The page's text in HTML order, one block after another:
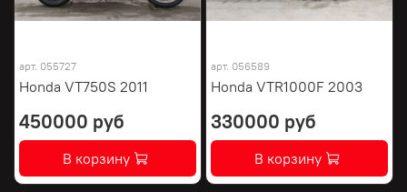
арт. 055727
Honda VT750S 2011
450000 руб
В корзину
арт. 056589
Honda VTR1000F 2003
330000 руб
В корзину